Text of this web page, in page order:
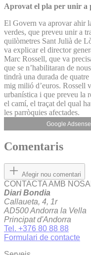
Aprovat el pla per unir a
El Govern va aprovar ahir
verdes, que preveu unir a
quilòmetres Sant Julià de
va explicar el director
Marc Rossell, que va
que se n’habilitaran de
tindrà una durada de
mig milió d’euros. Rossell
urbanística i que preveu la
el camí, el traçat del qual
les parròquies afectades.
Google
Comentaris
Afegir nou comentari
CONTACTA AMB
Diari Bondia
Callaueta, 4, 1r
AD500 Andorra la Vella
Principat d'Andorra
Tel. +376 80 88 88
Formulari de contacte